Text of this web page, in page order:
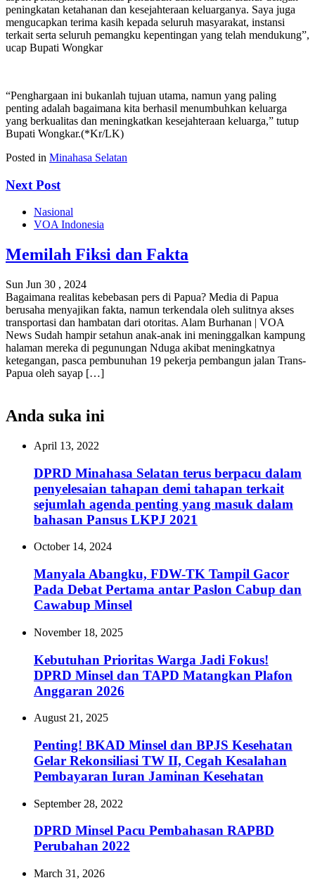
peningkatan ketahanan dan kesejahteraan keluarganya. Saya juga
mengucapkan terima kasih kepada seluruh masyarakat, instansi
terkait serta seluruh pemangku kepentingan yang telah mendukung”,
ucap Bupati Wongkar
“Penghargaan ini bukanlah tujuan utama, namun yang paling
penting adalah bagaimana kita berhasil menumbuhkan keluarga
yang berkualitas dan meningkatkan kesejahteraan keluarga,” tutup
Bupati Wongkar.(*Kr/LK)
Posted in Minahasa Selatan
Next Post
Nasional
VOA Indonesia
Memilah Fiksi dan Fakta
Sun Jun 30 , 2024
Bagaimana realitas kebebasan pers di Papua? Media di Papua
berusaha menyajikan fakta, namun terkendala oleh sulitnya akses
transportasi dan hambatan dari otoritas. Alam Burhanan | VOA
News Sudah hampir setahun anak-anak ini meninggalkan kampung
halaman mereka di pegunungan Nduga akibat meningkatnya
ketegangan, pasca pembunuhan 19 pekerja pembangun jalan Trans-
Papua oleh sayap […]
Anda suka ini
April 13, 2022
DPRD Minahasa Selatan terus berpacu dalam
penyelesaian tahapan demi tahapan terkait
sejumlah agenda penting yang masuk dalam
bahasan Pansus LKPJ 2021
October 14, 2024
Manyala Abangku, FDW-TK Tampil Gacor
Pada Debat Pertama antar Paslon Cabup dan
Cawabup Minsel
November 18, 2025
Kebutuhan Prioritas Warga Jadi Fokus!
DPRD Minsel dan TAPD Matangkan Plafon
Anggaran 2026
August 21, 2025
Penting! BKAD Minsel dan BPJS Kesehatan
Gelar Rekonsiliasi TW II, Cegah Kesalahan
Pembayaran Iuran Jaminan Kesehatan
September 28, 2022
DPRD Minsel Pacu Pembahasan RAPBD
Perubahan 2022
March 31, 2026